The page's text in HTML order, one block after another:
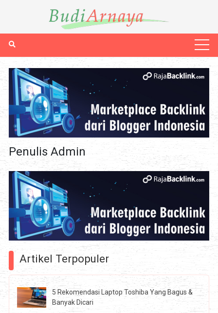
Penulis Admin
Artikel Terpopuler
5 Rekomendasi Laptop Toshiba Yang Bagus &
Banyak Dicari